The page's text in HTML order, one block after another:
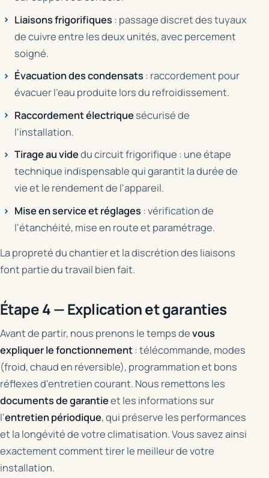
Liaisons frigorifiques: passage discret des tuyaux
de cuivre entre les deux unités, avec percement
soigné.
Évacuation des condensats: raccordement pour
évacuer l'eau produite lors du refroidissement.
Raccordement électriquesécurisé de
l'installation.
Tirage au videdu circuit frigorifique : une étape
technique indispensable qui garantit la durée de
vie et le rendement de l'appareil.
Mise en service et réglages: vérification de
l'étanchéité, mise en route et paramétrage.
La propreté du chantier et la discrétion des liaisons
font partie du travail bien fait.
Étape 4 — Explication et garanties
Avant de partir, nous prenons le temps devous
expliquer le fonctionnement: télécommande, modes
(froid, chaud en réversible), programmation et bons
réflexes d'entretien courant. Nous remettons les
documents de garantieet les informations sur
l'entretien périodique, qui préserve les performances
et la longévité de votre climatisation. Vous savez ainsi
exactement comment tirer le meilleur de votre
installation.